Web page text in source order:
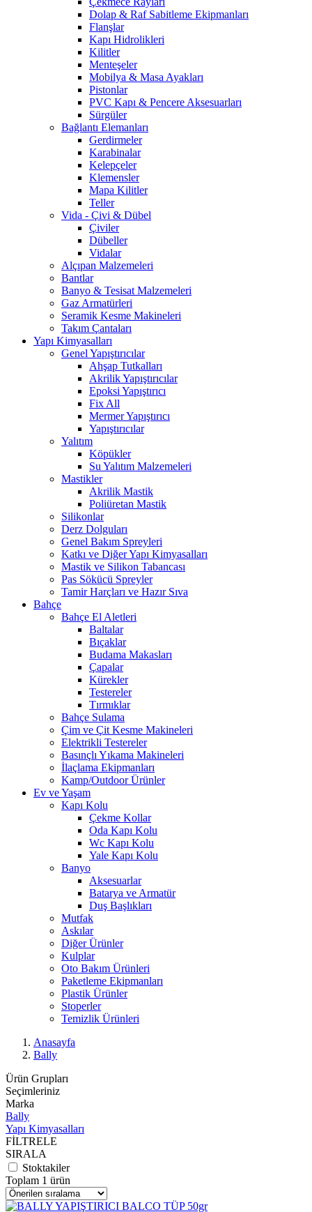
Dolap & Raf Sabitleme Ekipmanları
Flanşlar
Kapı Hidrolikleri
Kilitler
Menteşeler
Mobilya & Masa Ayakları
Pistonlar
PVC Kapı & Pencere Aksesuarları
Sürgüler
Bağlantı Elemanları
Gerdirmeler
Karabinalar
Kelepçeler
Klemensler
Mapa Kilitler
Teller
Vida - Çivi & Dübel
Çiviler
Dübeller
Vidalar
Alçıpan Malzemeleri
Bantlar
Banyo & Tesisat Malzemeleri
Gaz Armatürleri
Seramik Kesme Makineleri
Takım Çantaları
Yapı Kimyasalları
Genel Yapıştırıcılar
Ahşap Tutkalları
Akrilik Yapıştırıcılar
Epoksi Yapıştırıcı
Fix All
Mermer Yapıştırıcı
Yapıştırıcılar
Yalıtım
Köpükler
Su Yalıtım Malzemeleri
Mastikler
Akrilik Mastik
Poliüretan Mastik
Silikonlar
Derz Dolguları
Genel Bakım Spreyleri
Katkı ve Diğer Yapı Kimyasalları
Mastik ve Silikon Tabancası
Pas Sökücü Spreyler
Tamir Harçları ve Hazır Sıva
Bahçe
Bahçe El Aletleri
Baltalar
Bıçaklar
Budama Makasları
Çapalar
Kürekler
Testereler
Tırmıklar
Bahçe Sulama
Çim ve Çit Kesme Makineleri
Elektrikli Testereler
Basınçlı Yıkama Makineleri
İlaçlama Ekipmanları
Kamp/Outdoor Ürünler
Ev ve Yaşam
Kapı Kolu
Çekme Kollar
Oda Kapı Kolu
Wc Kapı Kolu
Yale Kapı Kolu
Banyo
Aksesuarlar
Batarya ve Armatür
Duş Başlıkları
Mutfak
Askılar
Diğer Ürünler
Kulplar
Oto Bakım Ürünleri
Paketleme Ekipmanları
Plastik Ürünler
Stoperler
Temizlik Ürünleri
Anasayfa
Bally
Ürün Grupları
Seçimleriniz
Marka
Bally
Yapı Kimyasalları
FİLTRELE
SIRALA
Stoktakiler
Toplam 1 ürün